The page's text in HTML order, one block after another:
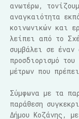
ανωτέρω,
αναγκαιότητα
κοινωνικών και
λείπει από το
συμβάλει σε έναν
προσδιορισμό
μέτρων που
Σύμφωνα με τα
παράθεση
Δήμου Κοζάνης,